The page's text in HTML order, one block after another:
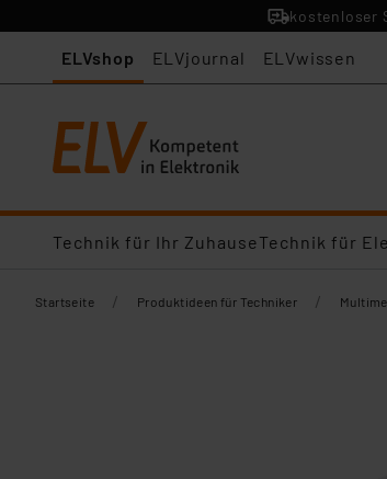
kostenloser
ELVshop ELVjournal ELVwissen
Technik für Ihr ZuhauseTechnik für
Startseite / Produktideen für Techniker /